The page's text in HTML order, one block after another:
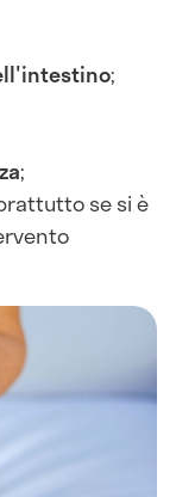
;
;
se si è